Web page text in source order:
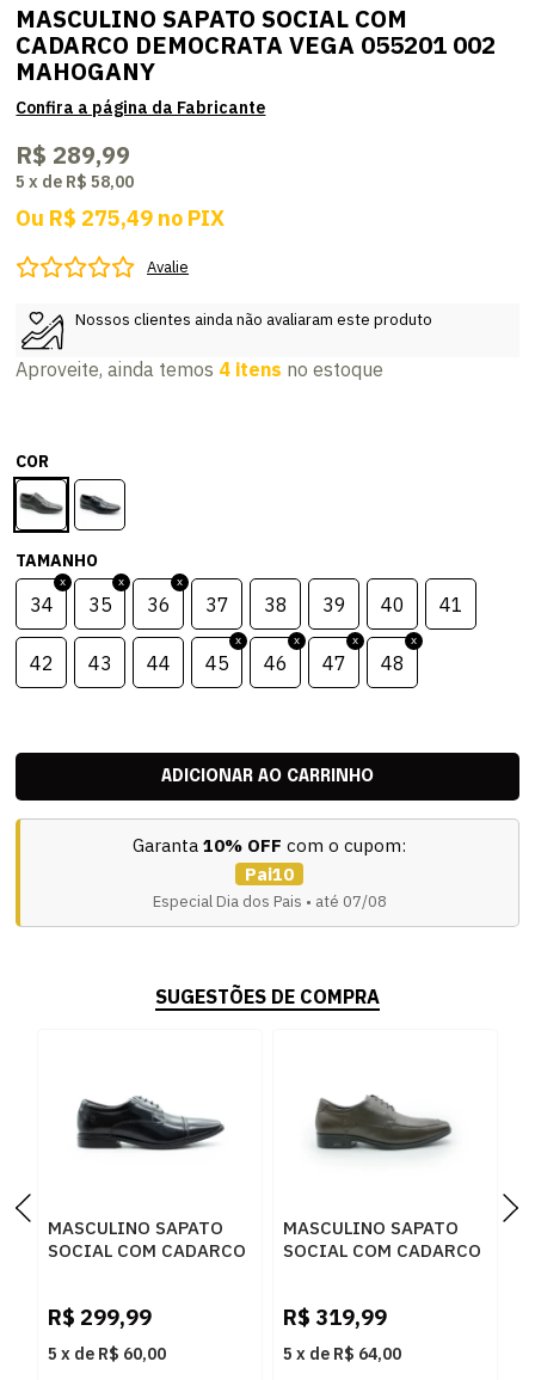
MASCULINO SAPATO SOCIAL COM
CADARCO DEMOCRATA VEGA 055201 002
MAHOGANY
R$ 289,99
5 x de R$ 58,00
Ou R$ 275,49 no PIX
Avalie
Nossos clientes ainda não avaliaram este produto
Aproveite, ainda temos 4 itens no estoque
COR
TAMANHO
34 35 36 37 38 39 40 41
42 43 44 45 46 47 48
Garanta 10% OFF com o cupom:
Pai10
Especial Dia dos Pais • até 07/08
SUGESTÕES DE COMPRA
MASCULINO SAPATO
SOCIAL COM CADARCO
R$ 299,99
5 x de R$ 60,00
MASCULINO SAPATO
SOCIAL COM CADARCO
R$ 319,99
5 x de R$ 64,00